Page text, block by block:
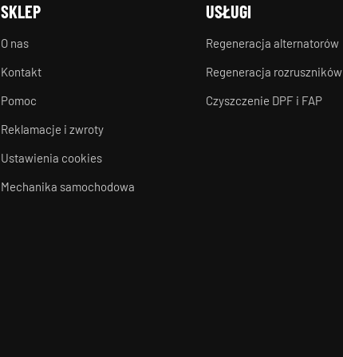
SKLEP
O nas
Kontakt
Pomoc
Reklamacje i zwroty
Ustawienia cookies
Mechanika samochodowa
USŁUGI
Regeneracja alternatorów
Regeneracja rozruszników
Czyszczenie DPF i FAP